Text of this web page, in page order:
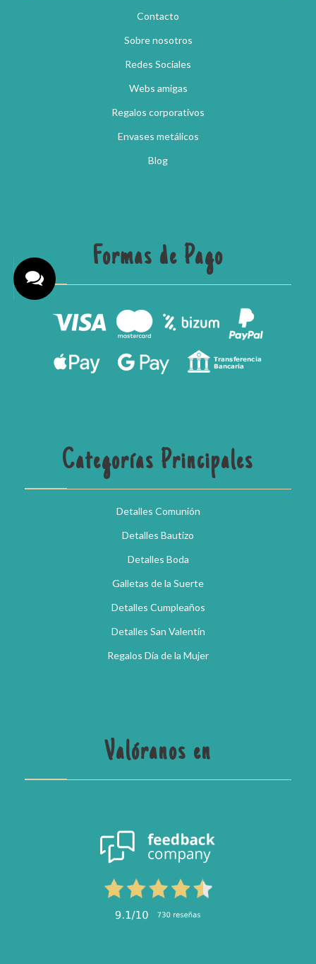
Contacto
Sobre nosotros
Redes Sociales
Webs amigas
Regalos corporativos
Envases metálicos
Blog
Formas de Pago
Categorías Principales
Detalles Comunión
Detalles Bautizo
Detalles Boda
Galletas de la Suerte
Detalles Cumpleaños
Detalles San Valentín
Regalos Día de la Mujer
Valóranos en